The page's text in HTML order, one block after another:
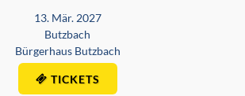
13. Mär. 2027
Butzbach
Bürgerhaus Butzbach
TICKETS